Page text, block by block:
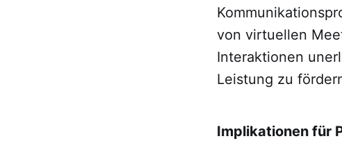
von virtuellen
Interaktionen
Leistung zu
Implikationen für